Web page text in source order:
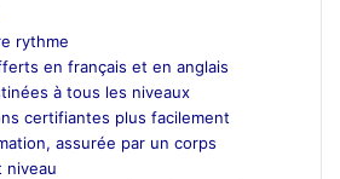
rythme
en français et en anglais
à tous les niveaux
certifiantes plus facilement
assurée par un corps
niveau